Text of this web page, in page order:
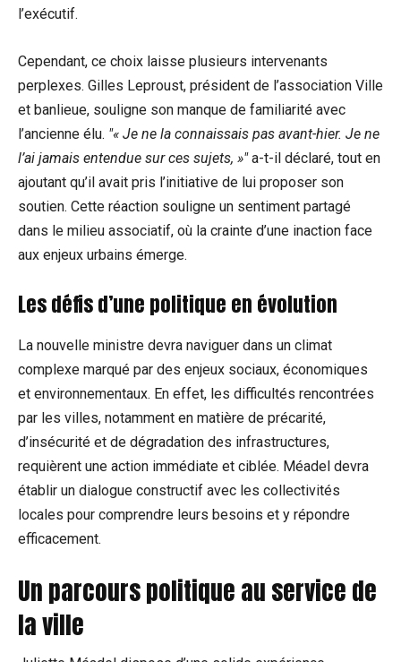
l’exécutif.
Cependant, ce choix laisse plusieurs intervenants
perplexes. Gilles Leproust, président de l’association Ville
et banlieue, souligne son manque de familiarité avec
l’ancienne élu. « Je ne la connaissais pas avant-hier. Je ne
l’ai jamais entendue sur ces sujets, » a-t-il déclaré, tout en
ajoutant qu’il avait pris l’initiative de lui proposer son
soutien. Cette réaction souligne un sentiment partagé
dans le milieu associatif, où la crainte d’une inaction face
aux enjeux urbains émerge.
Les défis d’une politique en évolution
La nouvelle ministre devra naviguer dans un climat
complexe marqué par des enjeux sociaux, économiques
et environnementaux. En effet, les difficultés rencontrées
par les villes, notamment en matière de précarité,
d’insécurité et de dégradation des infrastructures,
requièrent une action immédiate et ciblée. Méadel devra
établir un dialogue constructif avec les collectivités
locales pour comprendre leurs besoins et y répondre
efficacement.
Un parcours politique au service de
la ville